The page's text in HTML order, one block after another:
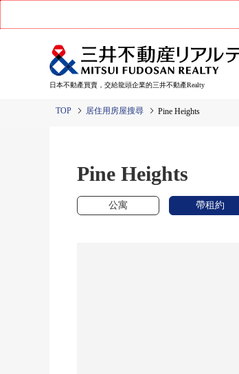
日本不動產買賣，交給龍頭企業的三井不動產Realty
TOP 居住用房屋搜尋 Pine Heights
Pine Heights
公寓 帶租約